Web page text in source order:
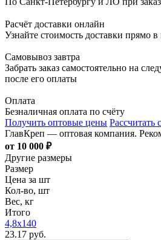
Расчёт доставки онлайн
Узнайте стоимость доставки прямо в
Самовывоз завтра
Забрать заказ самостоятельно на
после его оплаты
Оплата
Безналичная оплата по счёту
Получить оптовые цены Рассчитать
ГлавКреп — оптовая компания.
от 10 000 ₽
Другие размеры
Размер
Цена за шт
Кол-во, шт
Вес, кг
Итого
4,8х140
23.17 руб.